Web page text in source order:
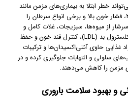
خطر ابتلا به بیماری‌های مزمن مانند
بیماری‌های قلبی، دیابت نوع ۲، فشار خون بالا و برخی انواع سرطان را
از میوه‌ها، سبزیجات، غلات کامل و
چربی‌های سالم باعث کاهش کلسترول بد (LDL)، کنترل قند خون و حفظ
حاوی آنتی‌اکسیدان‌ها و ترکیبات
سلولی و التهابات جلوگیری کرده و در
مزمن را کاهش می‌دهند.